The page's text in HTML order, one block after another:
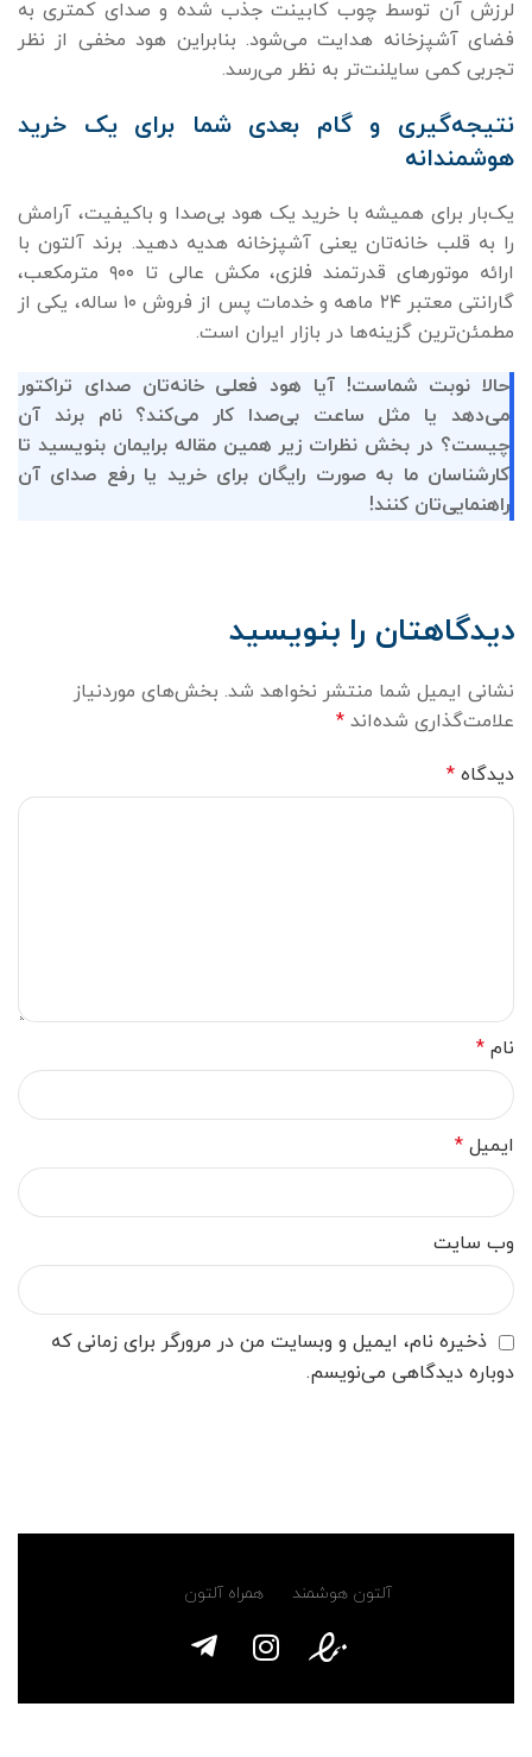
لرزش آن توسط چوب کابینت جذب شده و صدای کمتری به
فضای آشپزخانه هدایت می‌شود. بنابراین هود مخفی از نظر
تجربی کمی سایلنت‌تر به نظر می‌رسد.
نتیجه‌گیری و گام بعدی شما برای یک خرید
هوشمندانه
یک‌بار برای همیشه با خرید یک هود بی‌صدا و باکیفیت، آرامش
را به قلب خانه‌تان یعنی آشپزخانه هدیه دهید. برند آلتون با
ارائه موتورهای قدرتمند فلزی، مکش عالی تا ۹۰۰ مترمکعب،
گارانتی معتبر ۲۴ ماهه و خدمات پس از فروش ۱۰ ساله، یکی از
مطمئن‌ترین گزینه‌ها در بازار ایران است.
حالا نوبت شماست! آیا هود فعلی خانه‌تان صدای تراکتور
می‌دهد یا مثل ساعت بی‌صدا کار می‌کند؟ نام برند آن
چیست؟ در بخش نظرات زیر همین مقاله برایمان بنویسید تا
کارشناسان ما به صورت رایگان برای خرید یا رفع صدای آن
راهنمایی‌تان کنند!
دیدگاهتان را بنویسید
نشانی ایمیل شما منتشر نخواهد شد. بخش‌های موردنیاز
علامت‌گذاری شده‌اند *
دیدگاه *
نام *
ایمیل *
وب‌ سایت
ذخیره نام، ایمیل و وبسایت من در مرورگر برای زمانی که
دوباره دیدگاهی می‌نویسم.
آلتون هوشمند همراه آلتون